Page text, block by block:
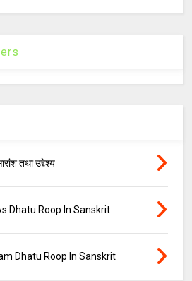
तथा उद्देश्य
Dhatu Roop In Sanskrit
Dhatu Roop In Sanskrit